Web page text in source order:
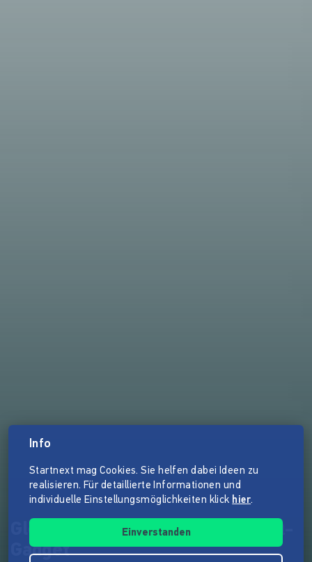
GloW yaMbao - Das soziale BBQ-
Gadget
Info
Startnext mag Cookies. Sie helfen dabei Ideen zu
realisieren. Für detaillierte Informationen und
individuelle Einstellungsmöglichkeiten klick hier.
Einverstanden